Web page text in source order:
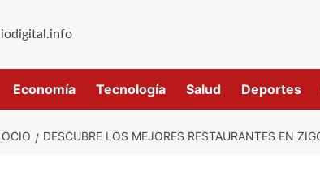
Economía Tecnología Salud Deportes
DESCUBRE LOS MEJORES RESTAURANTES EN